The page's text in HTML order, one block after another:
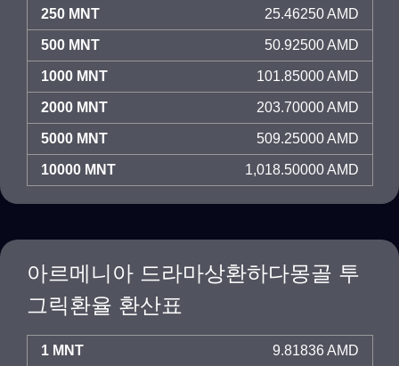
250 MNT 25.46250 AMD
500 MNT 50.92500 AMD
1000 MNT 101.85000 AMD
2000 MNT 203.70000 AMD
5000 MNT 509.25000 AMD
10000 MNT 1,018.50000 AMD
아르메니아 드라마상환하다몽골 투
그릭환율 환산표
1 MNT 9.81836 AMD